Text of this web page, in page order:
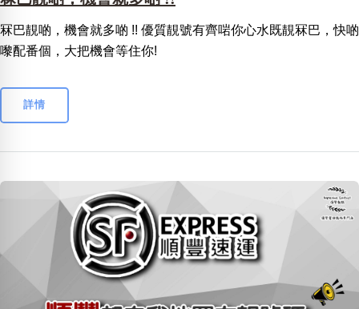
冧巴靚啲，機會就多啲 !! 優質靚號有齊啱你心水既靚冧巴，快啲
嚟配番個，大把機會等住你!
詳情